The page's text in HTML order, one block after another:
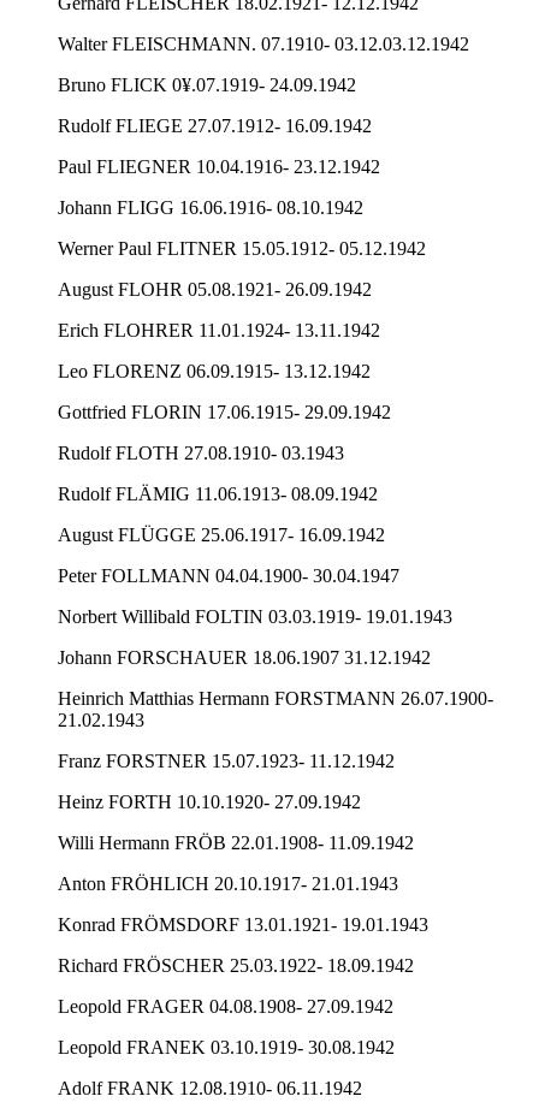
Walter FLEISCHMANN. 07.1910- 03.12.03.12.1942
Bruno FLICK 0¥.07.1919- 24.09.1942
Rudolf FLIEGE 27.07.1912- 16.09.1942
Paul FLIEGNER 10.04.1916- 23.12.1942
Johann FLIGG 16.06.1916- 08.10.1942
Werner Paul FLITNER 15.05.1912- 05.12.1942
August FLOHR 05.08.1921- 26.09.1942
Erich FLOHRER 11.01.1924- 13.11.1942
Leo FLORENZ 06.09.1915- 13.12.1942
Gottfried FLORIN 17.06.1915- 29.09.1942
Rudolf FLOTH 27.08.1910- 03.1943
Rudolf FLÄMIG 11.06.1913- 08.09.1942
August FLÜGGE 25.06.1917- 16.09.1942
Peter FOLLMANN 04.04.1900- 30.04.1947
Norbert Willibald FOLTIN 03.03.1919- 19.01.1943
Johann FORSCHAUER 18.06.1907 31.12.1942
Heinrich Matthias Hermann FORSTMANN 26.07.1900-
21.02.1943
Franz FORSTNER 15.07.1923- 11.12.1942
Heinz FORTH 10.10.1920- 27.09.1942
Willi Hermann FRÖB 22.01.1908- 11.09.1942
Anton FRÖHLICH 20.10.1917- 21.01.1943
Konrad FRÖMSDORF 13.01.1921- 19.01.1943
Richard FRÖSCHER 25.03.1922- 18.09.1942
Leopold FRAGER 04.08.1908- 27.09.1942
Leopold FRANEK 03.10.1919- 30.08.1942
Adolf FRANK 12.08.1910- 06.11.1942